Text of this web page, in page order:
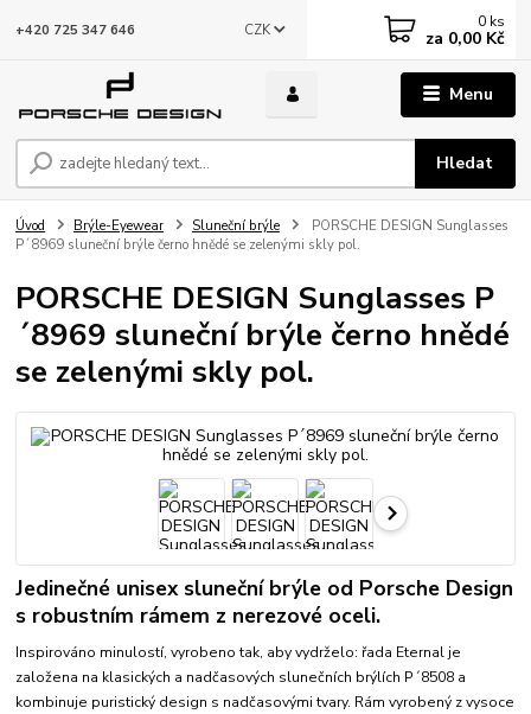
Menu
CZK
Hledat
+420 725 347 646 0 ks
za 0,00 Kč
Úvod Brýle-Eyewear Sluneční brýle
PORSCHE DESIGN Sunglasses
P´8969 sluneční brýle černo hnědé se zelenými skly pol.
PORSCHE DESIGN Sunglasses P
´8969 sluneční brýle černo hnědé
se zelenými skly pol.
Jedinečné unisex sluneční brýle od Porsche Design
s robustním rámem z nerezové oceli.
Inspirováno minulostí, vyrobeno tak, aby vydrželo: řada Eternal je
založena na klasických a nadčasových slunečních brýlích P´8508 a
kombinuje puristický design s nadčasovými tvary. Rám vyrobený z vysoce